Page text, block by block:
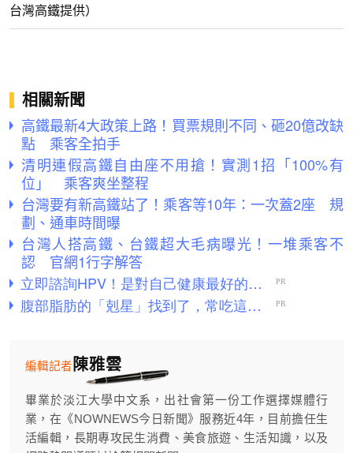
台灣高鐵提供）
相關新聞
高鐵最新4大政策上路！買票規則不同、砸20億改缺
點 乘客全拍手
清明連假高鐵自由座不用搶！實測1招「100%有
位」 乘客爽坐整程
台灣要有新高鐵站了！乘客等10年：一次蓋2座 規
劃、通車時間曝
台灣人搭高鐵、台鐵超大毛病曝光！一堆乘客不
認 官網1行字解答
陳雅雲
編輯記者
畢業於淡江大學中文系，出社會第一份工作選擇媒體行
業，在《NOWNEWS今日新聞》服務近4年，目前擔任生
活編輯，長期專攻民生消費、美食旅遊、生活知識，以及